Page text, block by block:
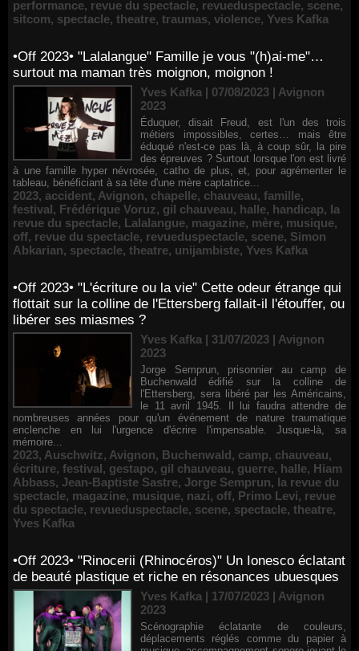
performance, revue du spectacle, revueduspectacle, scene,
sitcom, spectacle, theatre, traumas, violence, Yves Kafka
•Off 2023• "Lalalangue" Famille je vous "(h)ai-me"…
surtout ma maman très moignon, moignon !
Yves Kafka | 07/08/2023 | Avignon
2023
Éduquer, disait Freud, est l'un des trois
métiers impossibles, certes… mais être
éduqué n'est-ce pas là, à coup sûr, la pire
des épreuves ? Surtout lorsque l'on est livré
à une famille hyper névrosée, catho de plus, et, pour agrémenter le
tableau, bénéficiant à sa tête d'une mère captatrice...
2023, accident, Avignon, chapelle, chauveau, famille,
festival, Frédérique Voruz, gil chauveau, halle, handicap, la
revue du spectacle, Lalalangue, magazine, mère, musique,
off, revue du spectacle, revueduspectacle, scene, Simon
Abkarian, spectacle, theatre, unijambiste, Yves Kafka
•Off 2023• "L'écriture ou la vie" Cette odeur étrange qui
flottait sur la colline de l'Ettersberg fallait-il l'étouffer, ou
libérer ses miasmes ?
Yves Kafka | 31/07/2023 | Avignon
2023
Jorge Semprun, prisonnier au camp de
Buchenwald édifié sur la colline de
l'Ettersberg, sera libéré par les Américains,
le 11 avril 1945. Il lui faudra attendre de
nombreuses années pour qu'un événement de nature traumatique
enclenche en lui l'urgence d'écrire l'impensable. Jusque-là, sa
mémoire...
2023, Auschwitz, Avignon, Buchenwald, camp, chauveau,
écriture, festival, gestapo, gil chauveau, guerre, halle, Hiam
Abbass, Jean-Baptiste Sastre, Jorge Semprun, la revue du
spectacle, magazine, musique, nazi, off, Primo Levi, revue
du spectacle, revueduspectacle, scene, spectacle, theatre,
Yves Kafka
•Off 2023• "Rinocerii (Rhinocéros)" Un Ionesco éclatant
de beauté plastique et riche en résonances ubuesques
Yves Kafka | 17/07/2023 | Avignon
2023
Scénographie éclatante de couleurs,
déplacements réglés comme du papier à